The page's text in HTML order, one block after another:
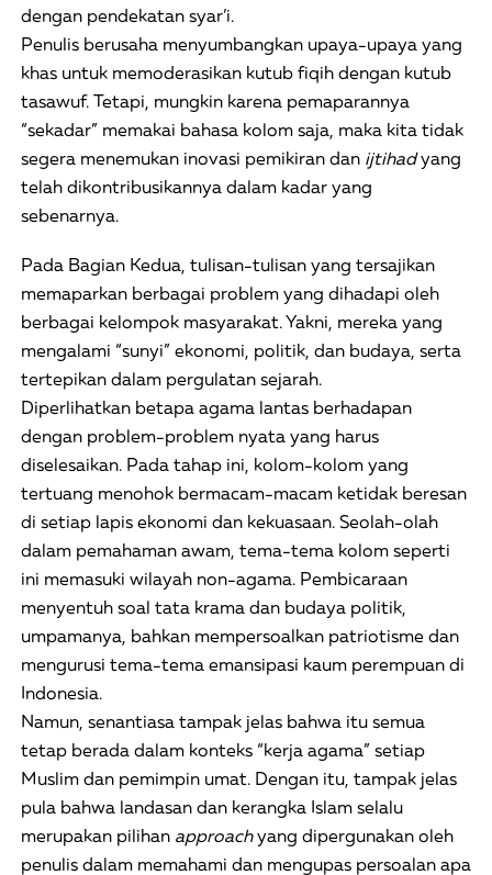
dengan pendekatan syar’i.
Penulis berusaha menyumbangkan upaya-upaya yang
khas untuk memoderasikan kutub fiqih dengan kutub
tasawuf. Tetapi, mungkin karena pemaparannya
“sekadar” memakai bahasa kolom saja, maka kita tidak
segera menemukan inovasi pemikiran dan ijtihadyang
telah dikontribusikannya dalam kadar yang
sebenarnya.
Pada Bagian Kedua, tulisan-tulisan yang tersajikan
memaparkan berbagai problem yang dihadapi oleh
berbagai kelompok masyarakat. Yakni, mereka yang
mengalami “sunyi” ekonomi, politik, dan budaya, serta
tertepikan dalam pergulatan sejarah.
Diperlihatkan betapa agama lantas berhadapan
dengan problem-problem nyata yang harus
diselesaikan. Pada tahap ini, kolom-kolom yang
tertuang menohok bermacam-macam ketidak beresan
di setiap lapis ekonomi dan kekuasaan. Seolah-olah
dalam pemahaman awam, tema-tema kolom seperti
ini memasuki wilayah non-agama. Pembicaraan
menyentuh soal tata krama dan budaya politik,
umpamanya, bahkan mempersoalkan patriotisme dan
mengurusi tema-tema emansipasi kaum perempuan di
Indonesia.
Namun, senantiasa tampak jelas bahwa itu semua
tetap berada dalam konteks “kerja agama” setiap
Muslim dan pemimpin umat. Dengan itu, tampak jelas
pula bahwa landasan dan kerangka Islam selalu
merupakan pilihan approachyang dipergunakan oleh
penulis dalam memahami dan mengupas persoalan apa